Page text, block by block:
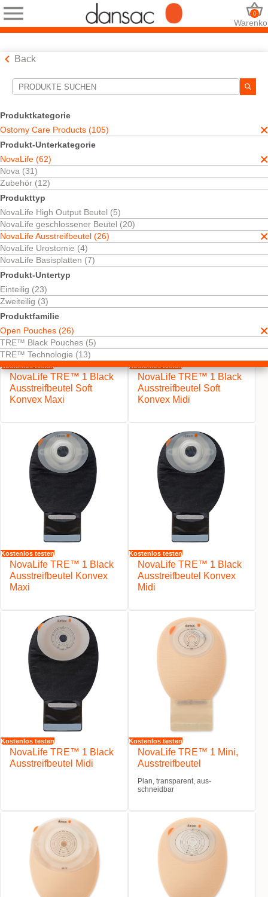
0
Back
Produktkategorie
Ostomy Care Products (105)
Produkt-Unterkategorie
NovaLife (62)
Nova (31)
Zubehör (12)
Produkttyp
NovaLife High Output Beutel (5)
NovaLife geschlossener Beutel (20)
NovaLife Ausstreifbeutel (26)
NovaLife Urostomie (4)
NovaLife Basisplatten (7)
Produkt-Untertyp
Einteilig (23)
Zweiteilig (3)
Produktfamilie
Open Pouches (26)
TRE™ Black Pouches (5)
TRE™ Technologie (13)
Suchwerkzeuge
Ihre Auswahl:
Ostomy Care Products
NovaLife
NovaLife Ausstreifbeutel
Open Pouches
Ihre Auswahl hat26Ergebnisse ergeben
Sortieren nach:
Kostenlos testen
NovaLife TRE™ 1 Black
Ausstreifbeutel Soft
Konvex Maxi
Kostenlos testen
NovaLife TRE™ 1 Black
Ausstreifbeutel Soft
Konvex Midi
Kostenlos testen
NovaLife TRE™ 1 Black
Ausstreifbeutel Konvex
Maxi
Kostenlos testen
NovaLife TRE™ 1 Black
Ausstreifbeutel Konvex
Midi
Kostenlos testen
NovaLife TRE™ 1 Black
Ausstreifbeutel Midi
Kostenlos testen
NovaLife TRE™ 1 Mini,
Ausstreifbeutel
Plan, transparent, aus-
schneidbar